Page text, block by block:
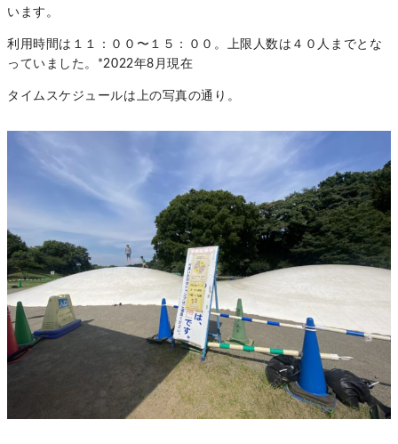
います。
利用時間は１１：００〜１５：００。上限人数は４０人までとな
っていました。*2022年8月現在
タイムスケジュールは上の写真の通り。